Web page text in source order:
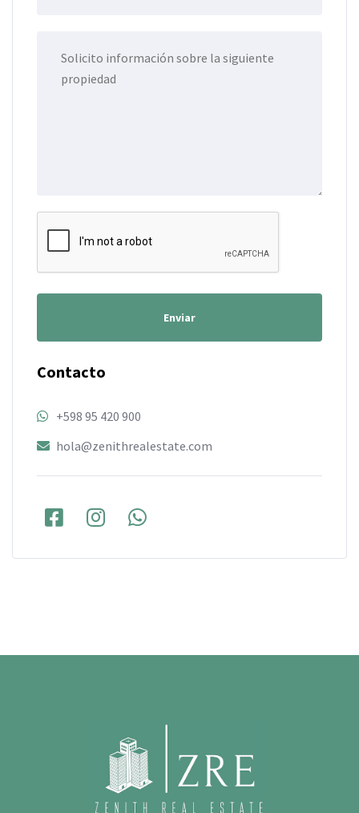
Enviar
Contacto
+598 95 420 900
hola@zenithrealestate.com